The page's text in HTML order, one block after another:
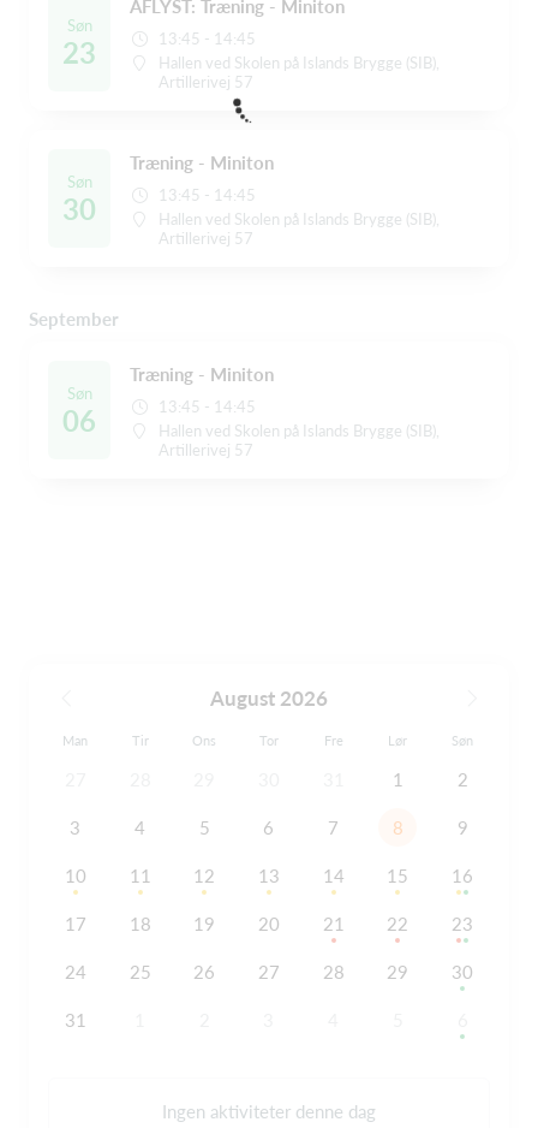
Søn
23
AFLYST: Træning - Miniton
13:45 - 14:45
Hallen ved Skolen på Islands Brygge (SIB),
Artillerivej 57
Søn
30
Træning - Miniton
13:45 - 14:45
Hallen ved Skolen på Islands Brygge (SIB),
Artillerivej 57
September
Søn
06
Træning - Miniton
13:45 - 14:45
Hallen ved Skolen på Islands Brygge (SIB),
Artillerivej 57
August 2026
Man Tir Ons Tor Fre Lør Søn
1 2
3 4 5 6 7 8 9
10 11 12 13 14 15 16
17 18 19 20 21 22 23
24 25 26 27 28 29 30
31
Ingen aktiviteter denne dag